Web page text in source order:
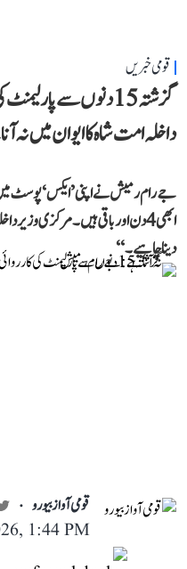
قومی خبریں
گزشتہ 15 دنوں سے
داخلہ امت شاہ کا ایوان میں
جے رام رمیش نے اپنی ’ایکس‘ پوسٹ
ابھی 4 دن اور باقی ہیں۔ مرکزی
دینا چاہیے۔‘‘
قومی آواز بیورو
1:44 PM